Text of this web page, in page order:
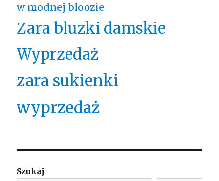
w modnej bloozie
Zara bluzki damskie
Wyprzedaż
zara sukienki
wyprzedaż
Szukaj